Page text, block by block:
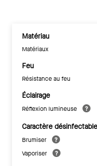
Matériau
Matériaux
Feu
Résistance au feu
Éclairage
Réflexion lumineuse
Caractère désinfectable
Brumiser
Vaporiser